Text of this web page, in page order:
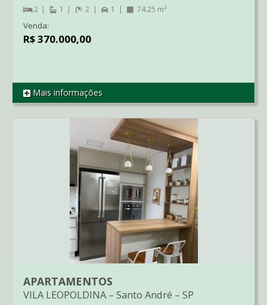
REF AP2352
2 1 2 1 74.25 m²
Venda:
R$ 370.000,00
Mais informações
APARTAMENTOS
VILA LEOPOLDINA – Santo André – SP